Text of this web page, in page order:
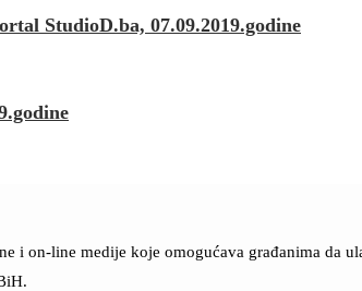
StudioD.ba, 07.09.2019.godine
i on-line medije koje omogućava građanima da